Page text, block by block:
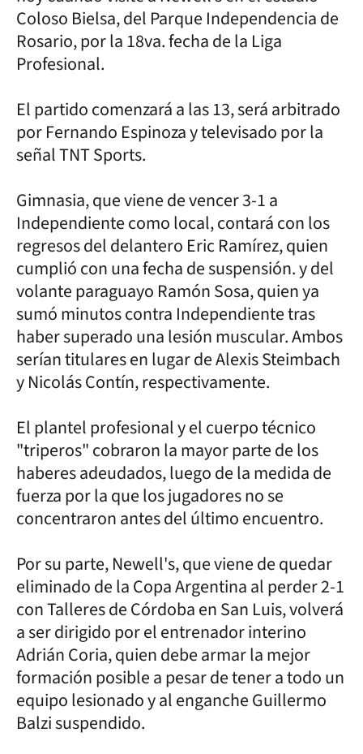
Coloso Bielsa, del Parque Independencia de
Rosario, por la 18va. fecha de la Liga
Profesional.
El partido comenzará a las 13, será arbitrado
por Fernando Espinoza y televisado por la
señal TNT Sports.
Gimnasia, que viene de vencer 3-1 a
Independiente como local, contará con los
regresos del delantero Eric Ramírez, quien
cumplió con una fecha de suspensión. y del
volante paraguayo Ramón Sosa, quien ya
sumó minutos contra Independiente tras
haber superado una lesión muscular. Ambos
serían titulares en lugar de Alexis Steimbach
y Nicolás Contín, respectivamente.
El plantel profesional y el cuerpo técnico
"triperos" cobraron la mayor parte de los
haberes adeudados, luego de la medida de
fuerza por la que los jugadores no se
concentraron antes del último encuentro.
Por su parte, Newell's, que viene de quedar
eliminado de la Copa Argentina al perder 2-1
con Talleres de Córdoba en San Luis, volverá
a ser dirigido por el entrenador interino
Adrián Coria, quien debe armar la mejor
formación posible a pesar de tener a todo un
equipo lesionado y al enganche Guillermo
Balzi suspendido.